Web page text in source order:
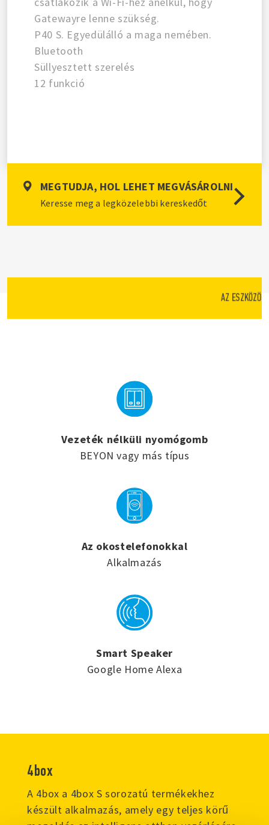
Gatewayre lenne szükség.
P40 S. Egyedülálló a maga nemében.
Bluetooth
Süllyesztett szerelés
12 funkció
MEGTUDJA, HOL LEHET MEGVÁSÁROLNI
Keresse meg a legközelebbi kereskedőt
AZ ESZKÖZÖK
Vezeték nélküli nyomógomb
BEYON vagy más típus
Az okostelefonokkal
Alkalmazás
Smart Speaker
Google Home Alexa
4box
A 4box a 4box S sorozatú termékekhez
készült alkalmazás, amely egy teljes körű